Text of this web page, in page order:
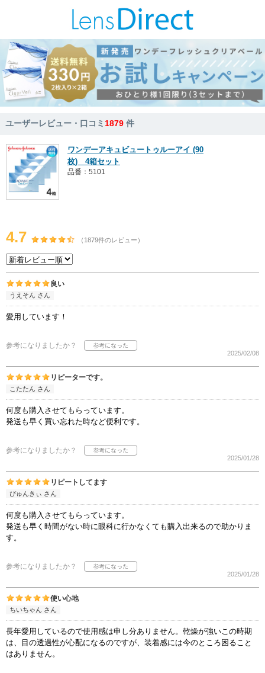
ユーザーレビュー・口コミ1879 件
ワンデーアキュビュートゥルーアイ (90
枚) 4箱セット
品番：5101
4.7 （1879件のレビュー）
良い
うえそん さん
愛用しています！
参考になりましたか？
2025/02/08
リピーターです。
こたたん さん
何度も購入させてもらっています。
発送も早く買い忘れた時など便利です。
参考になりましたか？
2025/01/28
リピートしてます
ぴゅんきぃ さん
何度も購入させてもらっています。
発送も早く時間がない時に眼科に行かなくても購入出来るので助かりま
す。
参考になりましたか？
2025/01/28
使い心地
ちいちゃん さん
長年愛用しているので使用感は申し分ありません。乾燥が強いこの時期
は、目の透過性が心配になるのですが、装着感には今のところ困ること
はありません。